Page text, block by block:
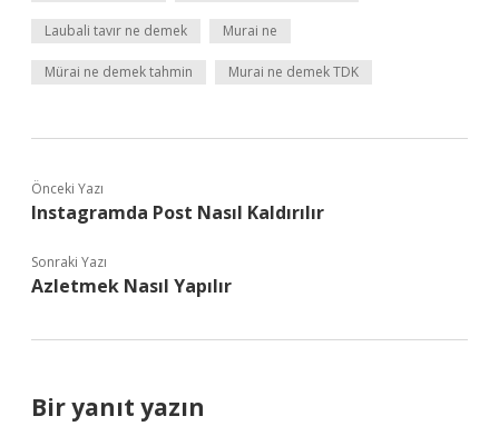
Laubali tavır ne demek Murai ne
Mürai ne demek tahmin Murai ne demek TDK
Önceki Yazı
Instagramda Post Nasıl Kaldırılır
Sonraki Yazı
Azletmek Nasıl Yapılır
Bir yanıt yazın